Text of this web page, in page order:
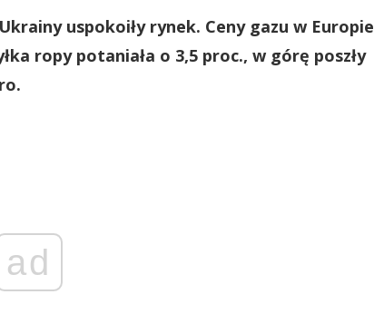
uspokoiły rynek. Ceny gazu w Europie
ropy potaniała o 3,5 proc., w górę poszły
ad